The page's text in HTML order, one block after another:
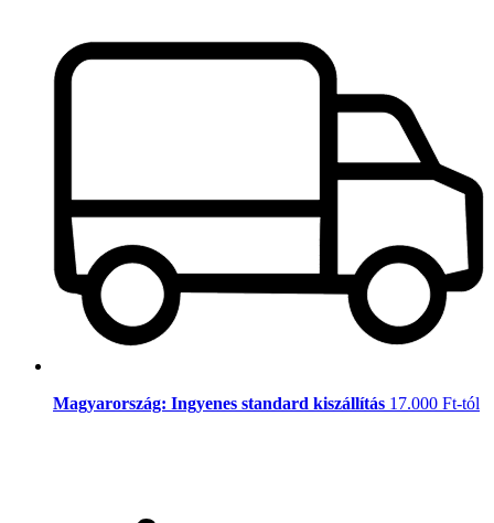
Magyarország: Ingyenes standard kiszállítás 17.000 Ft-tól